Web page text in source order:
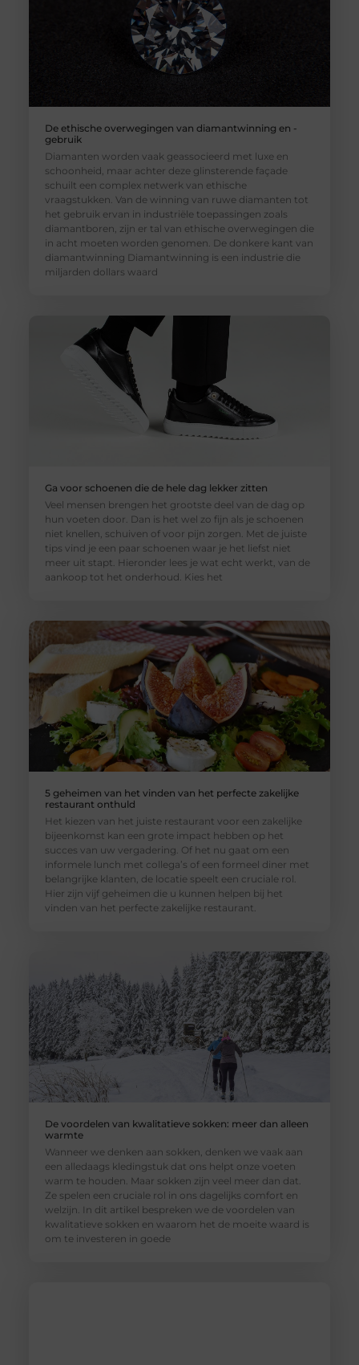
De ethische overwegingen van diamantwinning en -
gebruik
Diamanten worden vaak geassocieerd met luxe en
schoonheid, maar achter deze glinsterende façade
schuilt een complex netwerk van ethische
vraagstukken. Van de winning van ruwe diamanten tot
het gebruik ervan in industriële toepassingen zoals
diamantboren, zijn er tal van ethische overwegingen die
in acht moeten worden genomen. De donkere kant van
diamantwinning Diamantwinning is een industrie die
miljarden dollars waard
Ga voor schoenen die de hele dag lekker zitten
Veel mensen brengen het grootste deel van de dag op
hun voeten door. Dan is het wel zo fijn als je schoenen
niet knellen, schuiven of voor pijn zorgen. Met de juiste
tips vind je een paar schoenen waar je het liefst niet
meer uit stapt. Hieronder lees je wat echt werkt, van de
aankoop tot het onderhoud. Kies het
5 geheimen van het vinden van het perfecte zakelijke
restaurant onthuld
Het kiezen van het juiste restaurant voor een zakelijke
bijeenkomst kan een grote impact hebben op het
succes van uw vergadering. Of het nu gaat om een
informele lunch met collega’s of een formeel diner met
belangrijke klanten, de locatie speelt een cruciale rol.
Hier zijn vijf geheimen die u kunnen helpen bij het
vinden van het perfecte zakelijke restaurant.
De voordelen van kwalitatieve sokken: meer dan alleen
warmte
Wanneer we denken aan sokken, denken we vaak aan
een alledaags kledingstuk dat ons helpt onze voeten
warm te houden. Maar sokken zijn veel meer dan dat.
Ze spelen een cruciale rol in ons dagelijks comfort en
welzijn. In dit artikel bespreken we de voordelen van
kwalitatieve sokken en waarom het de moeite waard is
om te investeren in goede